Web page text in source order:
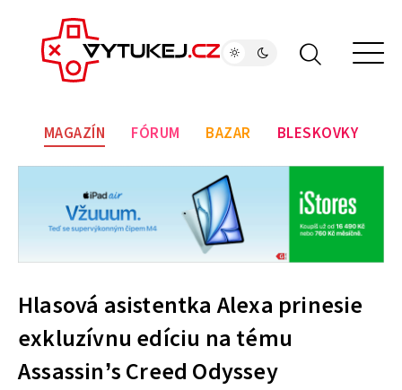
MAGAZÍN FÓRUM BAZAR BLESKOVKY
Hlasová asistentka Alexa prinesie
exkluzívnu edíciu na tému
Assassin’s Creed Odyssey